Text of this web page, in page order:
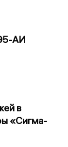
АИ
в
«Сигма-